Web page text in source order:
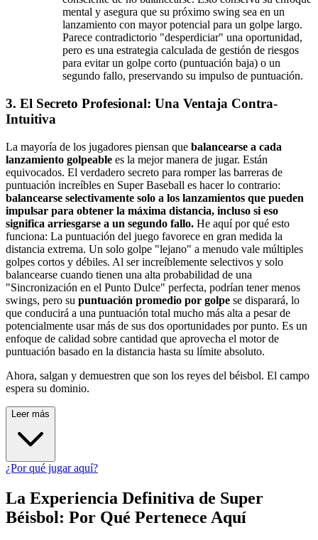
mental y asegura que su próximo swing sea en un
lanzamiento con mayor potencial para un golpe largo.
Parece contradictorio "desperdiciar" una oportunidad,
pero es una estrategia calculada de gestión de riesgos
para evitar un golpe corto (puntuación baja) o un
segundo fallo, preservando su impulso de puntuación.
3. El Secreto Profesional: Una Ventaja Contra-
Intuitiva
La mayoría de los jugadores piensan que balancearse a cada
lanzamiento golpeable es la mejor manera de jugar. Están
equivocados. El verdadero secreto para romper las barreras de
puntuación increíbles en Super Baseball es hacer lo contrario:
balancearse selectivamente solo a los lanzamientos que pueden
impulsar para obtener la máxima distancia, incluso si eso
significa arriesgarse a un segundo fallo. He aquí por qué esto
funciona: La puntuación del juego favorece en gran medida la
distancia extrema. Un solo golpe "lejano" a menudo vale múltiples
golpes cortos y débiles. Al ser increíblemente selectivos y solo
balancearse cuando tienen una alta probabilidad de una
"Sincronización en el Punto Dulce" perfecta, podrían tener menos
swings, pero su puntuación promedio por golpe se disparará, lo
que conducirá a una puntuación total mucho más alta a pesar de
potencialmente usar más de sus dos oportunidades por punto. Es un
enfoque de calidad sobre cantidad que aprovecha el motor de
puntuación basado en la distancia hasta su límite absoluto.
Ahora, salgan y demuestren que son los reyes del béisbol. El campo
espera su dominio.
Leer más
¿Por qué jugar aquí?
La Experiencia Definitiva de Super
Béisbol: Por Qué Pertenece Aquí